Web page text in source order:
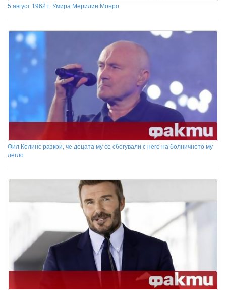
5 август 1962 г. Умира Мерилин Монро
Фил Колинс разкри, че децата му се сбогували с него на болничното му
легло